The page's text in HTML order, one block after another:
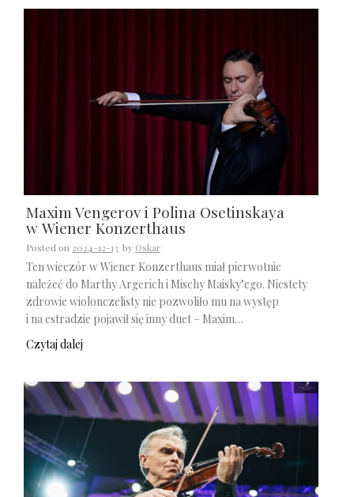
Maxim Vengerov i Polina Osetinskaya
w Wiener Konzerthaus
Posted on 2024-12-13 by Oskar
Ten wieczór w Wiener Konzerthaus miał pierwotnie
należeć do Marthy Argerich i Mischy Maisky’ego. Niestety
zdrowie wiolonczelisty nie pozwoliło mu na występ
i na estradzie pojawił się inny duet – Maxim…
Czytaj dalej